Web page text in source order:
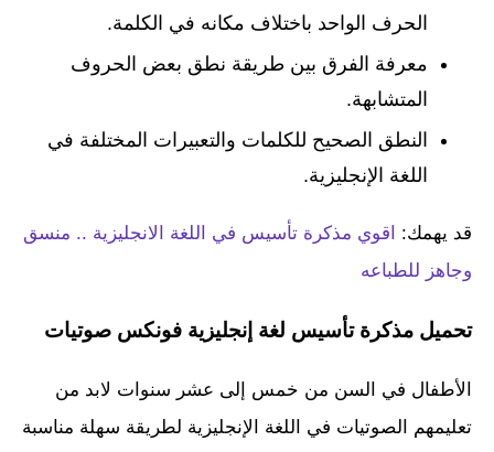
الحرف الواحد باختلاف مكانه في الكلمة.
معرفة الفرق بين طريقة نطق بعض الحروف
المتشابهة.
النطق الصحيح للكلمات والتعبيرات المختلفة في
اللغة الإنجليزية.
قد يهمك:
اقوي مذكرة تأسيس في اللغة الانجليزية .. منسق
وجاهز للطباعه
تحميل مذكرة تأسيس لغة إنجليزية فونكس صوتيات
الأطفال في السن من خمس إلى عشر سنوات لابد من
تعليمهم الصوتيات في اللغة الإنجليزية لطريقة سهلة مناسبة